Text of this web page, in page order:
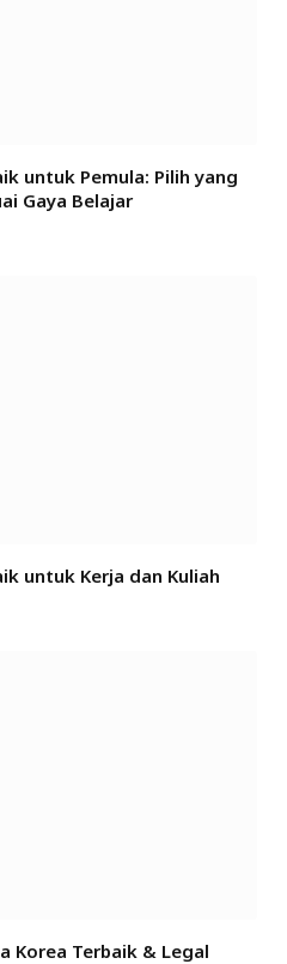
untuk Pemula: Pilih yang
Gaya Belajar
untuk Kerja dan Kuliah
Korea Terbaik & Legal